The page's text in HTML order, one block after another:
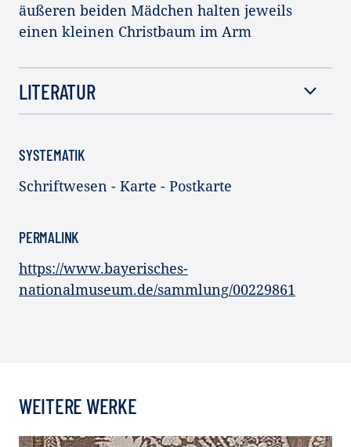
äußeren beiden Mädchen halten jeweils
einen kleinen Christbaum im Arm
LITERATUR
SYSTEMATIK
Schriftwesen - Karte - Postkarte
PERMALINK
https://www.bayerisches-
nationalmuseum.de/sammlung/00229861
WEITERE WERKE